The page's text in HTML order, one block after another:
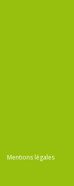
Mentions légales